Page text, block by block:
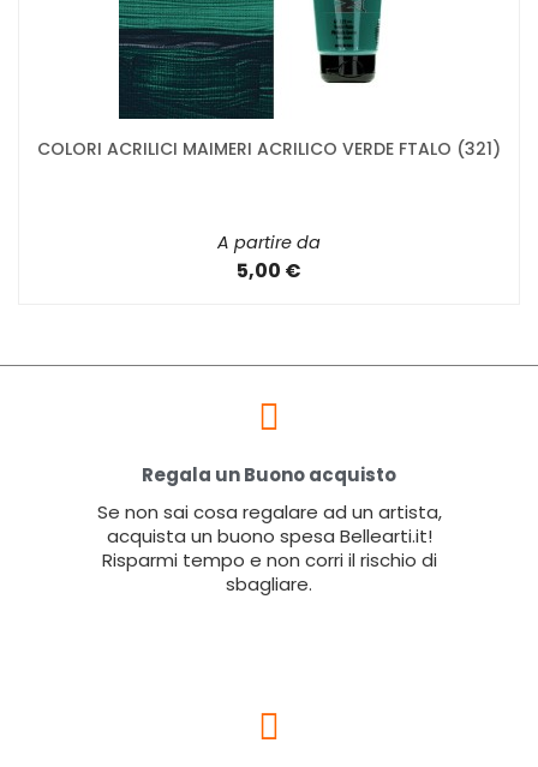
COLORI ACRILICI MAIMERI ACRILICO VERDE FTALO (321)
A partire da
5,00 €
Regala un Buono acquisto
Se non sai cosa regalare ad un artista,
acquista un buono spesa Bellearti.it!
Risparmi tempo e non corri il rischio di
sbagliare.